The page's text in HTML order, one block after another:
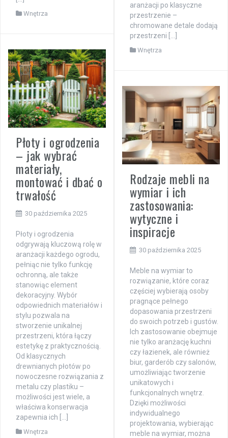
Wnętrza
aranżacji po klasyczne
przestrzenie –
chromowane detale dodają
przestrzeni […]
Wnętrza
Płoty i ogrodzenia
– jak wybrać
materiały,
montować i dbać o
trwałość
30 października 2025
Płoty i ogrodzenia
odgrywają kluczową rolę w
aranżacji każdego ogrodu,
pełniąc nie tylko funkcję
ochronną, ale także
stanowiąc element
dekoracyjny. Wybór
odpowiednich materiałów i
stylu pozwala na
stworzenie unikalnej
przestrzeni, która łączy
estetykę z praktycznością.
Od klasycznych
drewnianych płotów po
nowoczesne rozwiązania z
metalu czy plastiku –
możliwości jest wiele, a
właściwa konserwacja
zapewnia ich […]
Wnętrza
Rodzaje mebli na
wymiar i ich
zastosowania:
wytyczne i
inspiracje
30 października 2025
Meble na wymiar to
rozwiązanie, które coraz
częściej wybierają osoby
pragnące pełnego
dopasowania przestrzeni
do swoich potrzeb i gustów.
Ich zastosowanie obejmuje
nie tylko aranżację kuchni
czy łazienek, ale również
biur, garderób czy salonów,
umożliwiając tworzenie
unikatowych i
funkcjonalnych wnętrz.
Dzięki możliwości
indywidualnego
projektowania, wybierając
meble na wymiar, można